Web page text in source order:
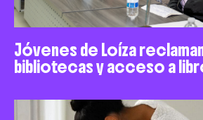
Jóvenes de Loíza
bibliotecas y acceso a